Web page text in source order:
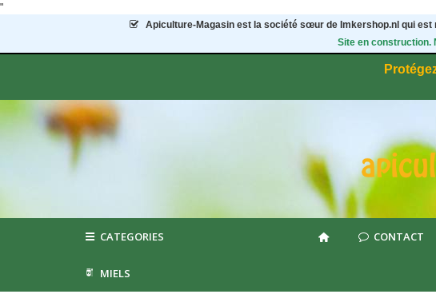
"
Apiculture-Magasin est la société sœur de Imkershop.nl qui est
Site en construction.
CATEGORIES CONTACT
MIELS